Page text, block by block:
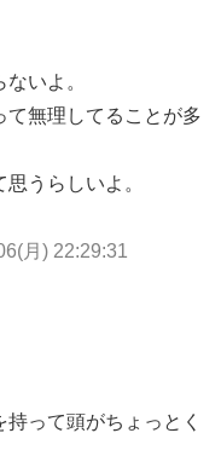
いよ。
て無理してることが多
うらしいよ。
月) 22:29:31
って頭がちょっとく